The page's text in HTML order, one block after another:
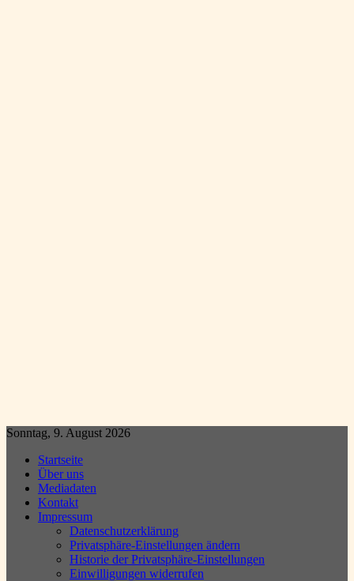
Sonntag, 9. August 2026
Startseite
Über uns
Mediadaten
Kontakt
Impressum
Datenschutzerklärung
Privatsphäre-Einstellungen ändern
Historie der Privatsphäre-Einstellungen
Einwilligungen widerrufen